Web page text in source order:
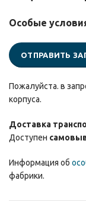
Особые
ОТПРАВИТЬ
Пожалуйста. в
корпуса.
Доставка
Доступен
Информация об
фабрики.